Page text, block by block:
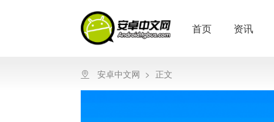
首页 资讯
安卓中文网 > 正文